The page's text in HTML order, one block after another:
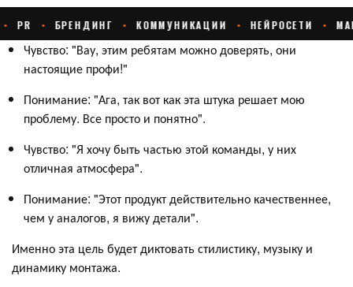
Чувство: "Вау, этим ребятам можно доверять, они
настоящие профи!"
Понимание: "Ага, так вот как эта штука решает мою
проблему. Все просто и понятно".
Чувство: "Я хочу быть частью этой команды, у них
отличная атмосфера".
Понимание: "Этот продукт действительно качественнее,
чем у аналогов, я вижу детали".
Именно эта цель будет диктовать стилистику, музыку и
динамику монтажа.